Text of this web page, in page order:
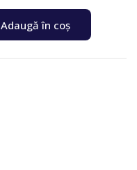
Adaugă în coș